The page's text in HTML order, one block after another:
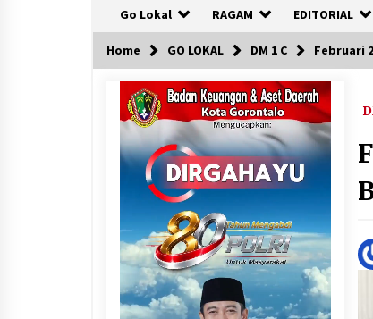
Go Lokal RAGAM EDITORIAL
Home GO LOKAL DM 1 C Februari